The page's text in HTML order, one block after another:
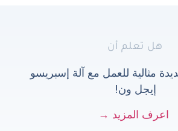
هل تعلم أن
مثالية للعمل مع آلة إسبريسو
إيجل ون!
اعرف المزيد →